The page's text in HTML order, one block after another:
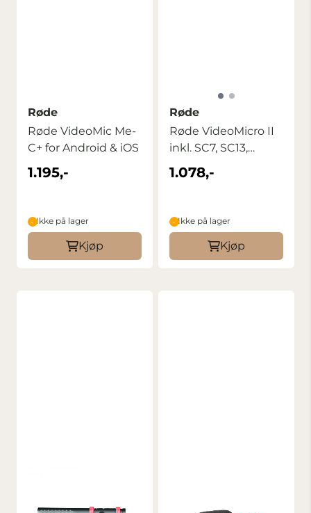
Røde
Røde VideoMic Me-
C+ for Android & iOS
1.195,-
Ikke på lager
Kjøp
Røde
Røde VideoMicro II
inkl. SC7, SC13,
vindpels+skum
1.078,-
Ikke på lager
Kjøp